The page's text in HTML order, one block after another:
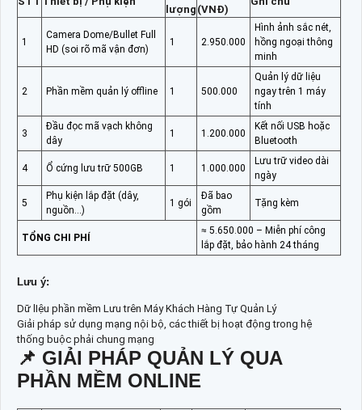
lượng (VNĐ)
1
Camera Dome/Bullet Full
HD (soi rõ mã vận đơn)
1 2.950.000
Hình ảnh sắc nét,
hồng ngoại thông
minh
2 Phần mềm quản lý offline 1 500.000
Quản lý dữ liệu
ngay trên 1 máy
tính
3
Đầu đọc mã vạch không
dây
1 1.200.000
Kết nối USB hoặc
Bluetooth
4 Ổ cứng lưu trữ 500GB 1 1.000.000
Lưu trữ video dài
ngày
5
Phụ kiện lắp đặt (dây,
nguồn…)
1 gói
Đã bao
gồm
Tặng kèm
TỔNG CHI PHÍ
≈ 5.650.000 – Miễn phí công
lắp đặt, bảo hành 24 tháng
Lưu ý:
Dữ lIệu phần mềm Lưu trên Máy Khách Hàng Tự Quản Lý
Giải pháp sử dụng mạng nội bộ, các thiết bị hoạt động trong hệ
thống buộc phải chung mạng
📌 GIẢI PHÁP QUẢN LÝ QUA
PHẦN MỀM ONLINE